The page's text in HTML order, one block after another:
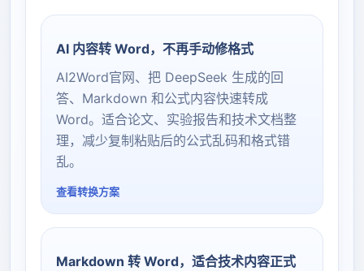
AI 内容转 Word，不再手动修格式
AI2Word官网、把 DeepSeek 生成的回
答、Markdown 和公式内容快速转成
Word。适合论文、实验报告和技术文档整
理，减少复制粘贴后的公式乱码和格式错
乱。
查看转换方案
Markdown 转 Word，适合技术内容正式